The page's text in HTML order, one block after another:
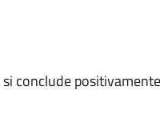
conclude